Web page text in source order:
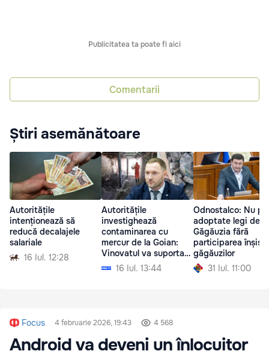
Publicitatea ta poate fi aici
Comentarii
Știri asemănătoare
Autoritățile
intenționează să
reducă decalajele
salariale
16 Iul. 12:28
Autoritățile
investighează
contaminarea cu
mercur de la Goian:
Vinovatul va suporta
costurile
16 Iul. 13:44
Odnostalco: Nu
adoptate legi
Găgăuzia fără
participarea înșiși
găgăuzilor
31 Iul. 11:00
Focus 4 februarie 2026, 19:43 4 568
Android va deveni un înlocuitor